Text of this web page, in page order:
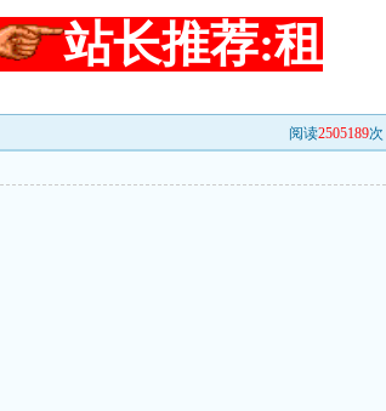
站长推荐:租
阅读2505189次 |